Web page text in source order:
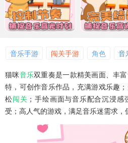
音乐手游 闯关手游 角色 音
猫咪音乐双重奏是一款精美画面、丰
特，可创作音乐作品，充满游戏乐趣
松闯关 ；手绘画面与音乐配合沉浸
受；高人气的游戏，满足音乐迷需求，